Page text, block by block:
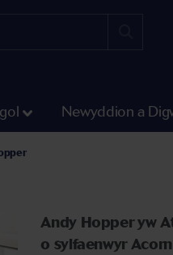
Newyddion a
Andy Hopperyw
o sylfaenwyrAcorn